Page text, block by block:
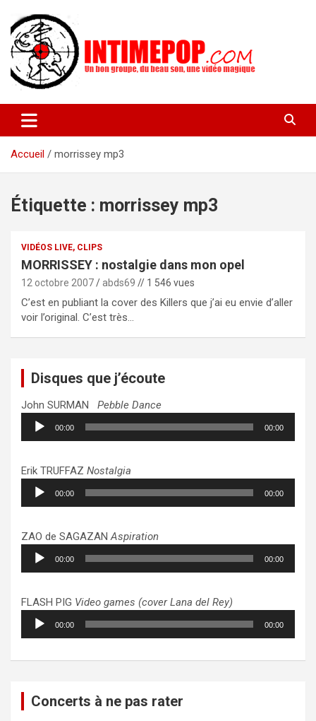
contenu
intimepop.com
actuelles pop rock, post-rock, indé sur Lyon. rock pop concert
lyon
Accueil
morrissey mp3
Étiquette : morrissey mp3
VIDÉOS LIVE, CLIPS
MORRISSEY : nostalgie dans mon opel
12 octobre 2007 abds69 // 1 546 vues
C’est en publiant la cover des Killers que j’ai eu envie d’aller
voir l’original. C’est très…
Disques que j’écoute
John SURMAN Pebble Dance
Lecteur
audio
00:00 00:00
Erik TRUFFAZ Nostalgia
Lecteur
audio
00:00 00:00
ZAO de SAGAZANAspiration
Lecteur
audio
00:00 00:00
FLASH PIG Video games (cover Lana del Rey)
Lecteur
audio
00:00 00:00
Concerts à ne pas rater